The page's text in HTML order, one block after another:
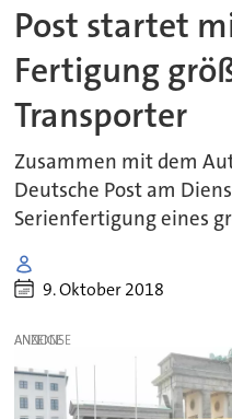
Post startet
Fertigung
Transporter
Zusammen mit dem
Deutsche Post am
Serienfertigung eines
9. Oktober 2018
ANZEIGE